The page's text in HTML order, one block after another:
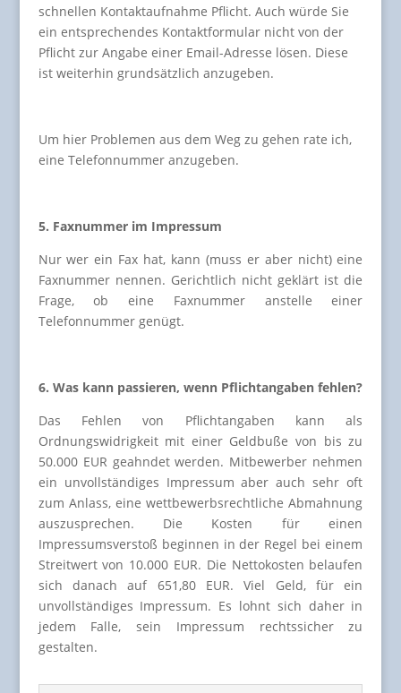
schnellen Kontaktaufnahme Pflicht. Auch würde Sie
ein entsprechendes Kontaktformular nicht von der
Pflicht zur Angabe einer Email-Adresse lösen. Diese
ist weiterhin grundsätzlich anzugeben.
Um hier Problemen aus dem Weg zu gehen rate ich,
eine Telefonnummer anzugeben.
5. Faxnummer im Impressum
Nur wer ein Fax hat, kann (muss er aber nicht) eine
Faxnummer nennen. Gerichtlich nicht geklärt ist die
Frage, ob eine Faxnummer anstelle einer
Telefonnummer genügt.
6. Was kann passieren, wenn Pflichtangaben fehlen?
Das Fehlen von Pflichtangaben kann als
Ordnungswidrigkeit mit einer Geldbuße von bis zu
50.000 EUR geahndet werden. Mitbewerber nehmen
ein unvollständiges Impressum aber auch sehr oft
zum Anlass, eine wettbewerbsrechtliche Abmahnung
auszusprechen. Die Kosten für einen
Impressumsverstoß beginnen in der Regel bei einem
Streitwert von 10.000 EUR. Die Nettokosten belaufen
sich danach auf 651,80 EUR. Viel Geld, für ein
unvollständiges Impressum. Es lohnt sich daher in
jedem Falle, sein Impressum rechtssicher zu
gestalten.